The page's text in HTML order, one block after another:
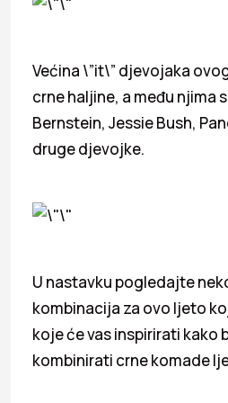
Većina \”it\” djevojaka
crne haljine, a među njima
Bernstein, Jessie Bush,
druge djevojke.
U nastavku pogledajte
kombinacija za ovo ljeto
koje će vas inspirirati kako
kombinirati crne komade